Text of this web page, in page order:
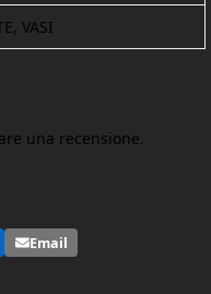
VASI
una recensione.
Email